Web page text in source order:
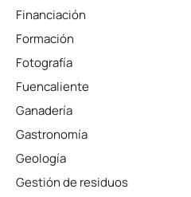
Financiación
Formación
Fotografía
Fuencaliente
Ganadería
Gastronomía
Geología
Gestión de residuos